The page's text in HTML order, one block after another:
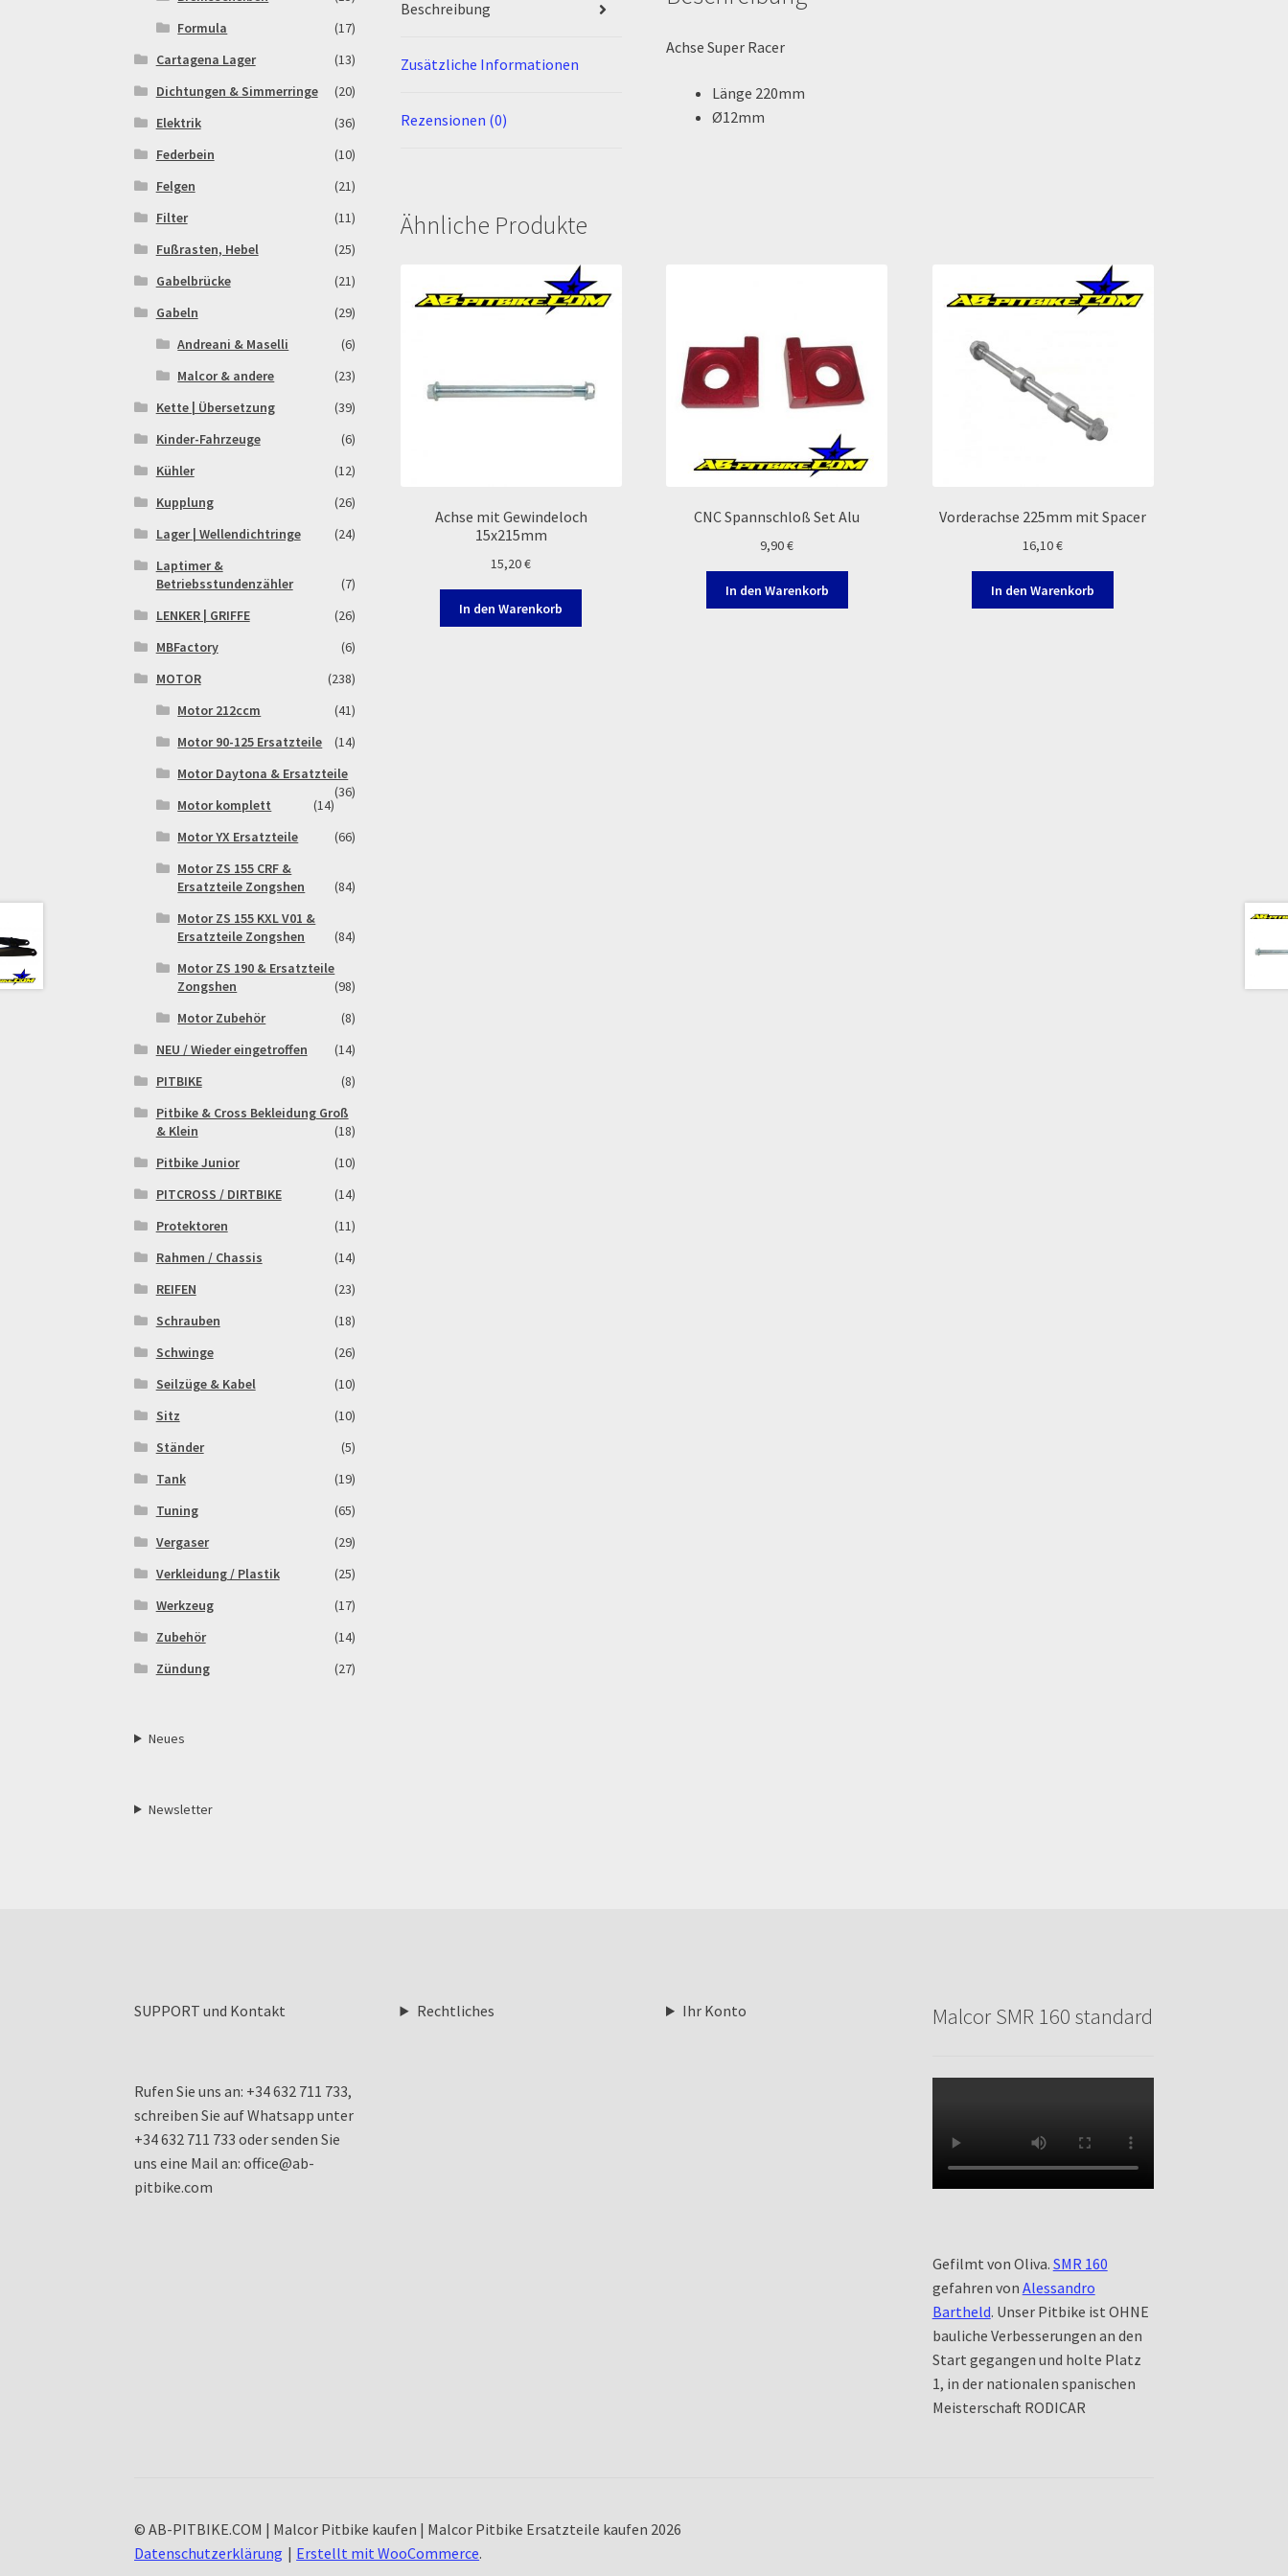
Beschreibung
Zusätzliche Informationen
Rezensionen (0)
Achse Super Racer
Länge 220mm
Ø12mm
Ähnliche Produkte
Achse mit Gewindeloch
15x215mm
15,20€
In den Warenkorb
CNC Spannschloß Set Alu
9,90€
In den Warenkorb
Vorderachse 225mm mit Spacer
16,10€
In den Warenkorb
Formula
(17)
Cartagena Lager
(13)
Dichtungen & Simmerringe
(20)
Elektrik
(36)
Federbein
(10)
Felgen
(21)
Filter
(11)
Fußrasten, Hebel
(25)
Gabelbrücke
(21)
Gabeln
(29)
Andreani & Maselli
(6)
Malcor & andere
(23)
Kette | Übersetzung
(39)
Kinder-Fahrzeuge
(6)
Kühler
(12)
Kupplung
(26)
Lager | Wellendichtringe
(24)
Laptimer &
Betriebsstundenzähler
(7)
LENKER | GRIFFE
(26)
MBFactory
(6)
MOTOR
(238)
Motor 212ccm
(41)
Motor 90-125 Ersatzteile
(14)
Motor Daytona & Ersatzteile
(36)
Motor komplett
(14)
Motor YX Ersatzteile
(66)
Motor ZS 155 CRF &
Ersatzteile Zongshen
(84)
Motor ZS 155 KXL V01 &
Ersatzteile Zongshen
(84)
Motor ZS 190 & Ersatzteile
Zongshen
(98)
Motor Zubehör
(8)
NEU / Wieder eingetroffen
(14)
PITBIKE
(8)
Pitbike & Cross Bekleidung Groß
& Klein
(18)
Pitbike Junior
(10)
PITCROSS / DIRTBIKE
(14)
Protektoren
(11)
Rahmen / Chassis
(14)
REIFEN
(23)
Schrauben
(18)
Schwinge
(26)
Seilzüge & Kabel
(10)
Sitz
(10)
Ständer
(5)
Tank
(19)
Tuning
(65)
Vergaser
(29)
Verkleidung / Plastik
(25)
Werkzeug
(17)
Zubehör
(14)
Zündung
(27)
Neues
Newsletter
SUPPORT und Kontakt
Rufen Sie uns an: +34 632 711 733,
schreiben Sie auf Whatsapp unter
+34 632 711 733 oder senden Sie
uns eine Mail an: office@ab-
pitbike.com
Rechtliches Ihr Konto Malcor SMR 160 standard
Gefilmt von Oliva. SMR 160
gefahren von Alessandro
Bartheld. Unser Pitbike ist OHNE
bauliche Verbesserungen an den
Start gegangen und holte Platz
1, in der nationalen spanischen
Meisterschaft RODICAR
© AB-PITBIKE.COM | Malcor Pitbike kaufen | Malcor Pitbike Ersatzteile kaufen 2026
Datenschutzerklärung
Erstellt mit WooCommerce.